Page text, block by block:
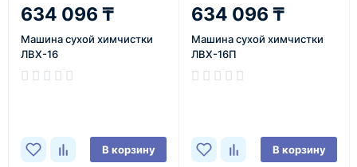
634 096 ₸
Машина сухой химчистки
ЛВХ-16
В корзину
634 096 ₸
Машина сухой химчистки
ЛВХ-16П
В корзину